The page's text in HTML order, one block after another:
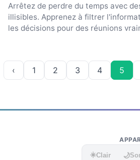
Arrêtez de perdre du temps avec
illisibles. Apprenez à filtrer
les décisions pour des réunions
‹ 1 2 3 4 5
☀️Clair 🌙